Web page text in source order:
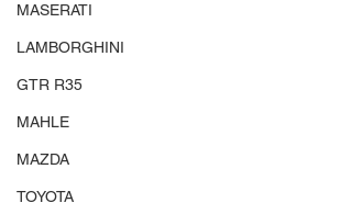
MASERATI
LAMBORGHINI
GTR R35
MAHLE
MAZDA
TOYOTA